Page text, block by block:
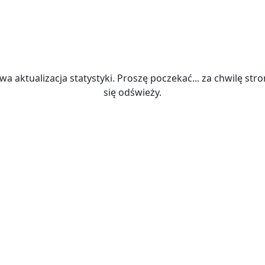
aktualizacja statystyki. Proszę poczekać... za chwilę
się odświeży.